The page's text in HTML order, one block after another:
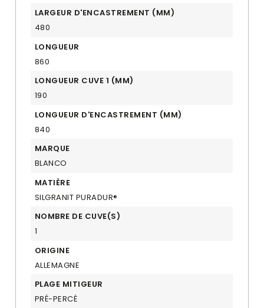
LARGEUR D'ENCASTREMENT (MM)
480
LONGUEUR
860
LONGUEUR CUVE 1 (MM)
190
LONGUEUR D'ENCASTREMENT (MM)
840
MARQUE
BLANCO
MATIÈRE
SILGRANIT PURADUR®
NOMBRE DE CUVE(S)
1
ORIGINE
ALLEMAGNE
PLAGE MITIGEUR
PRÉ-PERCÉ